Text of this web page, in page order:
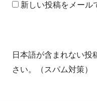
新しい投稿をメール
日本語が含まれない投
さい。（スパム対策）